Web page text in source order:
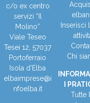
c/o ex centro
servizi “Il
Molino”
Viale Teseo
Tesei 12, 57037
Portoferraio
Isola d’Elba
elbaimprese@i
nfoelba.it
Inserisci
Chi
I
Tutte